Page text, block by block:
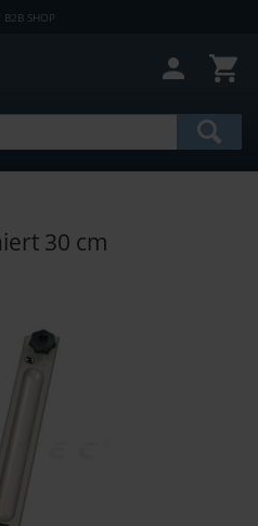
B2B SHOP
30 cm